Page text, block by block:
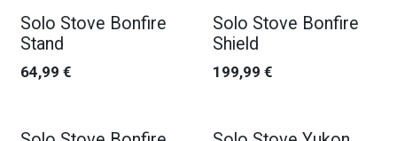
Solo Stove Bonfire
Stand
64,99 €
Solo Stove Bonfire
Shield
199,99 €